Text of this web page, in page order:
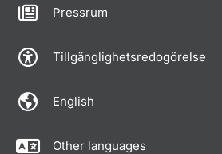
Pressrum
Tillgänglighetsredogörelse
English
Other languages